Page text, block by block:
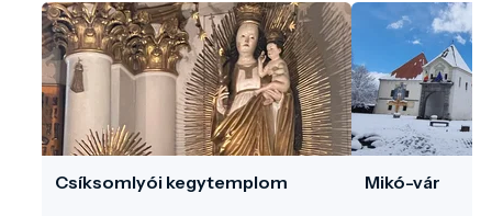
Csíksomlyói kegytemplom Mikó-vár